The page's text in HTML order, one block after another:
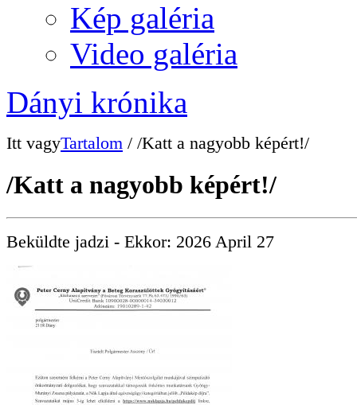
Kép galéria
Video galéria
Dányi krónika
Itt vagyTartalom / /Katt a nagyobb képért!/
/Katt a nagyobb képért!/
Beküldte jadzi - Ekkor: 2026 April 27